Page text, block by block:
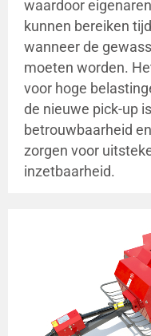
waardoor
kunnen bereiken
wanneer de
moeten worden.
voor hoge
de nieuwe pick-up
betrouwbaarheid
zorgen voor
inzetbaarheid.